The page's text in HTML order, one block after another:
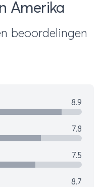
Amerika
beoordelingen
8.9
7.8
7.5
8.7